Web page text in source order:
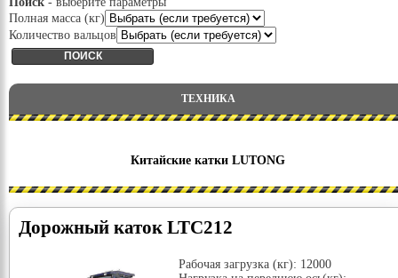
Полная масса (кг)
Количество вальцов
ТЕХНИКА
Китайские катки LUTONG
Дорожный каток LTC212
Рабочая загрузка (кг): 12000